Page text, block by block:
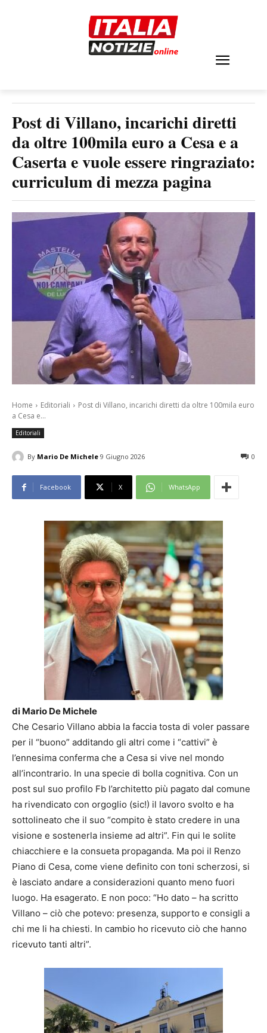
Post di Villano, incarichi diretti
da oltre 100mila euro a Cesa e a
Caserta e vuole essere ringraziato:
curriculum di mezza pagina
Home Editoriali
Post di Villano, incarichi diretti da oltre 100mila euro
a Cesa e...
Editoriali
By Mario De Michele 9 Giugno 2026 0
Facebook X WhatsApp
di Mario De Michele
Che Cesario Villano abbia la faccia tosta di voler passare
per il “buono” additando gli altri come i “cattivi” è
l’ennesima conferma che a Cesa si vive nel mondo
all’incontrario. In una specie di bolla cognitiva. Con un
post sul suo profilo Fb l’architetto più pagato dal comune
ha rivendicato con orgoglio (sic!) il lavoro svolto e ha
sottolineato che il suo “compito è stato credere in una
visione e sostenerla insieme ad altri”. Fin qui le solite
chiacchiere e la consueta propaganda. Ma poi il Renzo
Piano di Cesa, come viene definito con toni scherzosi, si
è lasciato andare a considerazioni quanto meno fuori
luogo. Ha esagerato. E non poco: “Ho dato – ha scritto
Villano – ciò che potevo: presenza, supporto e consigli a
chi me li ha chiesti. In cambio ho ricevuto ciò che hanno
ricevuto tanti altri”.